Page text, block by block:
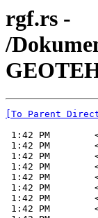
rgf.rs -
/
[To Parent
1:42 PM
1:42 PM
1:42 PM
1:42 PM
1:42 PM
1:42 PM
1:42 PM
1:42 PM